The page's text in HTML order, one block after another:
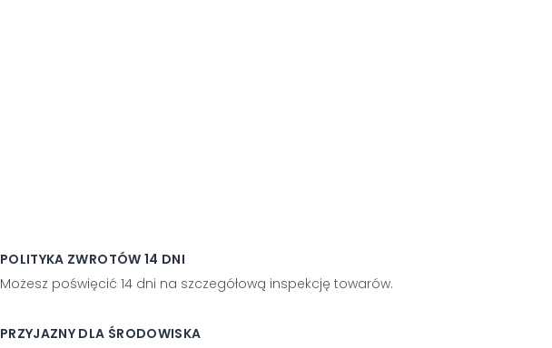
POLITYKA ZWROTÓW 14 DNI
Możesz poświęcić 14 dni na szczegółową inspekcję towarów.
PRZYJAZNY DLA ŚRODOWISKA